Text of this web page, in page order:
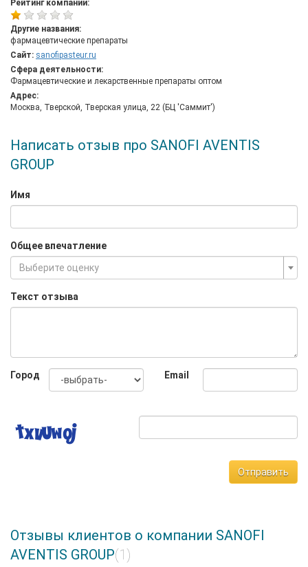
Рейтинг компании:
Другие названия:
фармацевтические препараты
Сайт: sanofipasteur.ru
Сфера деятельности:
Фармацевтические и лекарственные препараты оптом
Адрес:
Москва, Тверской, Тверская улица, 22 (БЦ 'Саммит')
Написать отзыв про SANOFI AVENTIS
GROUP
Имя
Общее впечатление
Выберите оценку
Текст отзыва
Город Email
Отправить
Отзывы клиентов о компании SANOFI
AVENTIS GROUP(1)